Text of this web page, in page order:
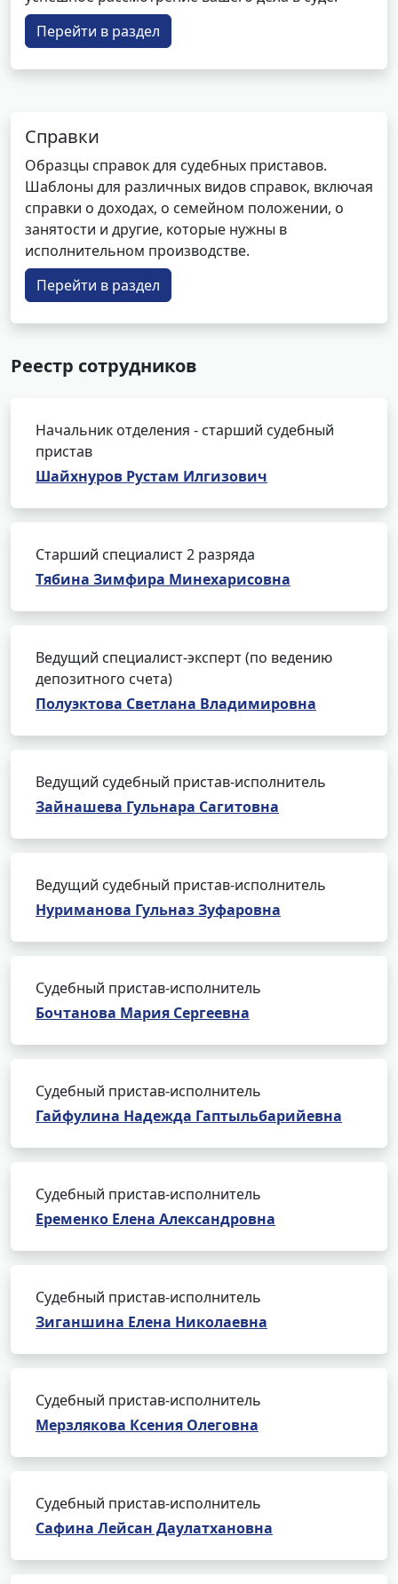
Перейти в раздел
Справки
Образцы справок для судебных приставов.
Шаблоны для различных видов справок, включая
справки о доходах, о семейном положении, о
занятости и другие, которые нужны в
исполнительном производстве.
Перейти в раздел
Реестр сотрудников
Начальник отделения - старший судебный
пристав
Шайхнуров Рустам Илгизович
Старший специалист 2 разряда
Тябина Зимфира Минехарисовна
Ведущий специалист-эксперт (по ведению
депозитного счета)
Полуэктова Светлана Владимировна
Ведущий судебный пристав-исполнитель
Зайнашева Гульнара Сагитовна
Ведущий судебный пристав-исполнитель
Нуриманова Гульназ Зуфаровна
Судебный пристав-исполнитель
Бочтанова Мария Сергеевна
Судебный пристав-исполнитель
Гайфулина Надежда Гаптыльбарийевна
Судебный пристав-исполнитель
Еременко Елена Александровна
Судебный пристав-исполнитель
Зиганшина Елена Николаевна
Судебный пристав-исполнитель
Мерзлякова Ксения Олеговна
Судебный пристав-исполнитель
Сафина Лейсан Даулатхановна